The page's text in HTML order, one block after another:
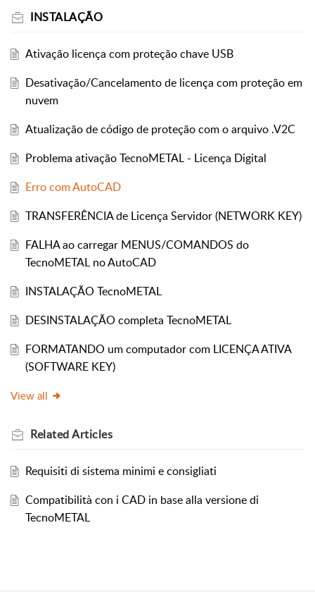
INSTALAÇÃO
Ativação licença com proteção chave USB
Desativação/Cancelamento de licença com proteção em
nuvem
Atualização de código de proteção com o arquivo .V2C
Problema ativação TecnoMETAL - Licença Digital
Erro com AutoCAD
TRANSFERÊNCIA de Licença Servidor (NETWORK KEY)
FALHA ao carregar MENUS/COMANDOS do
TecnoMETAL no AutoCAD
INSTALAÇÃO TecnoMETAL
DESINSTALAÇÃO completa TecnoMETAL
FORMATANDO um computador com LICENÇA ATIVA
(SOFTWARE KEY)
View all
RelatedArticles
Requisiti di sistema minimi e consigliati
Compatibilità con i CAD in base alla versione di
TecnoMETAL